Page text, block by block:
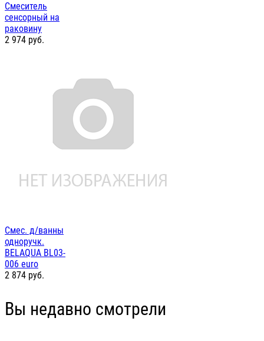
Смеситель
сенсорный на
раковину
2 974 руб.
Смес. д/ванны
одноручк.
BELAQUA BL03-
006 euro
2 874 руб.
Вы недавно смотрели